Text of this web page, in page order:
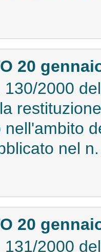
20
2000
nel
20
2000